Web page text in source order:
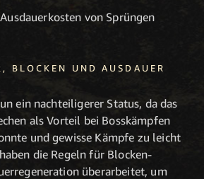
von Sprüngen
BLOCKEN UND AUSDAUER
ein nachteiligerer Status, da das
als Vorteil bei Bosskämpfen
und gewisse Kämpfe zu leicht
die Regeln für Blocken-
überarbeitet, um